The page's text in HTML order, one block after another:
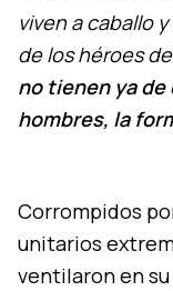
viven a caballo
de los héroes
no tienen ya
hombres, la
Corrompidos
unitarios
ventilaron en su